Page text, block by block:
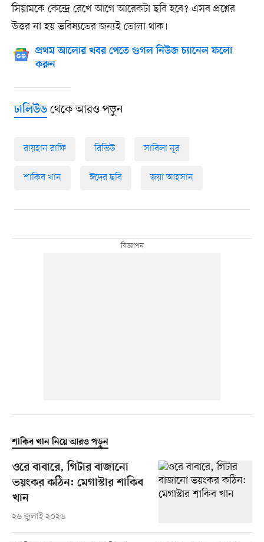
সিয়ামকে কেন্দ্রে রেখে আগে আরেকটা ছবি হবে? এসব প্রশ্নের
উত্তর না হয় ভবিষ্যতের জন্যই তোলা থাক।
প্রথম আলোর খবর পেতে গুগল নিউজ চ্যানেল ফলো
করুন
ঢালিউডথেকে আরও পড়ুন
রায়হান রাফি রিভিউ সাবিলা নূর
শাকিব খান ঈদের ছবি জয়া আহসান
শাকিব খান নিয়ে আরও পড়ুন
ওরে বাবারে, গিটার বাজানো
ভয়ংকর কঠিন: মেগাস্টার শাকিব
খান
২৬ জুলাই ২০২৬